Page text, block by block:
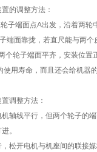
的调整方法：
端面点A出发，沿着两轮
端面靠拢，若直尺能与两个
个轮子端面平齐，安装位置
使用寿命，而且还会给机器
调整方法：
线平行，但两个轮子的端
。
开电机与机座间的联接媒